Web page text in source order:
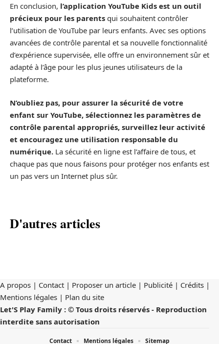
En conclusion, l’application YouTube Kids est un outil
précieux pour les parents qui souhaitent contrôler
l’utilisation de YouTube par leurs enfants. Avec ses options
avancées de contrôle parental et sa nouvelle fonctionnalité
d’expérience supervisée, elle offre un environnement sûr et
adapté à l’âge pour les plus jeunes utilisateurs de la
plateforme.
N’oubliez pas, pour assurer la sécurité de votre
enfant sur YouTube, sélectionnez les paramètres de
contrôle parental appropriés, surveillez leur activité
et encouragez une utilisation responsable du
numérique. La sécurité en ligne est l’affaire de tous, et
chaque pas que nous faisons pour protéger nos enfants est
un pas vers un Internet plus sûr.
D'autres articles
A propos | Contact | Proposer un article | Publicité | Crédits |
Mentions légales | Plan du site
Let'S Play Family : © Tous droits réservés - Reproduction
interdite sans autorisation
Contact Mentions légales Sitemap